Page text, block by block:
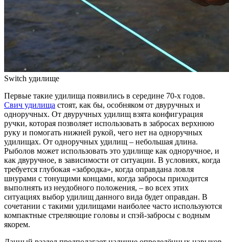
Switch удилище
Первые такие удилища появились в середине 70-х годов.
Свич удилища стоят, как бы, особняком от двуручных и
одноручных. От двуручных удилищ взята конфигурация
ручки, которая позволяет использовать в забросах верхнюю
руку и помогать нижней рукой, чего нет на одноручных
удилищах. От одноручных удилищ – небольшая длина.
Рыболов может использовать это удилище как одноручное, и
как двуручное, в зависимости от ситуации. В условиях, когда
требуется глубокая «забродка», когда оправдана ловля
шнурами с тонущими концами, когда забросы приходится
выполнять из неудобного положения, – во всех этих
ситуациях выбор удилищ данного вида будет оправдан. В
сочетании с такими удилищами наиболее часто используются
компактные стреляющие головы и спэй-забросы с водным
якорем.